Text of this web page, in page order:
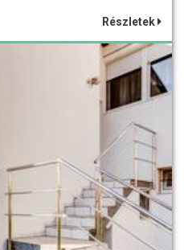
Részletek